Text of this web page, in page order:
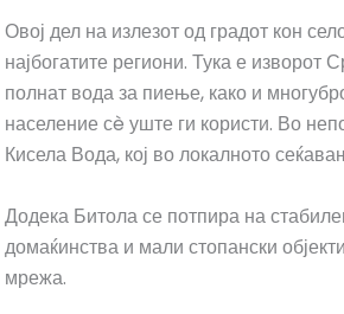
Овој дел на излезот од градот кон
најбогатите региони. Тука е
полнат вода за пиење, како и
население сè уште ги користи. Во
Кисела Вода, кој во локалното
Додека Битола се потпира на
домаќинства и мали стопански
мрежа.